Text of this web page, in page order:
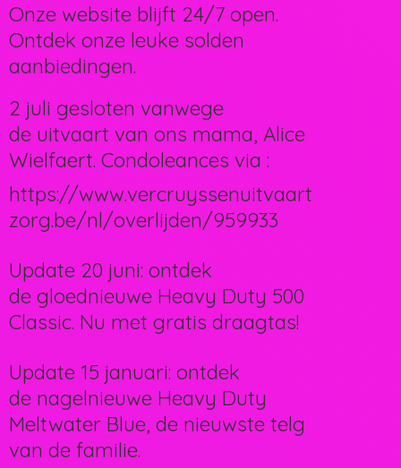
Onze website blijft 24/7 open.
Ontdek onze leuke solden
aanbiedingen.
2 juli gesloten vanwege
de uitvaart van ons mama, Alice
Wielfaert. Condoleances via :
https://www.vercruyssenuitvaart
zorg.be/nl/overlijden/959933
Update 20 juni: ontdek
de gloednieuwe Heavy Duty 500
Classic. Nu met gratis draagtas!
Update 15 januari: ontdek
de nagelnieuwe Heavy Duty
Meltwater Blue, de nieuwste telg
van de familie.